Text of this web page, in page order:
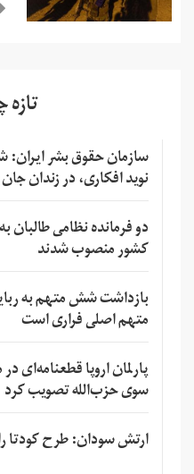
سازمان حقوق بشر
نوید افکاری، در زندان
دو فرمانده نظامی طالبان
کشور منصوب شدند
بازداشت شش متهم به
متهم اصلی فراری است
پارلمان اروپا قطعنامه‌ای
سوی حزب‌الله تصویب کرد
ارتش سودان: طرح کودتا